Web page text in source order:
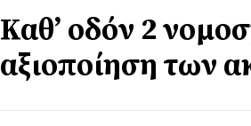
Καθ’ οδόν 2
αξιοποίηση των